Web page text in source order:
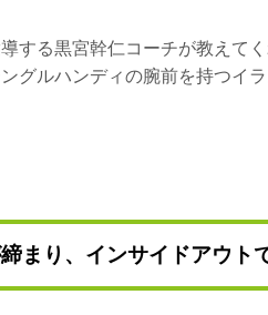
する黒宮幹仁コーチが教えて
グルハンディの腕前を持つイ
まり、インサイドアウト